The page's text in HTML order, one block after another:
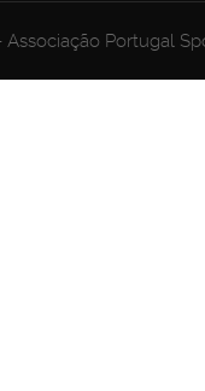
Associação Portugal